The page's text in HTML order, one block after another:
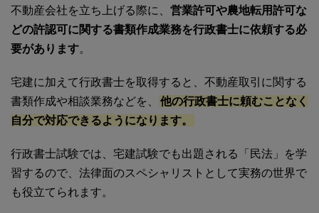
不動産会社を立ち上げる際に、 営業許可や農地転用許可な
どの許認可に関する書類作成業務を行政書士に依頼する必
要があります。
宅建に加えて行政書士を取得すると、不動産取引に関する
書類作成や相談業務などを、
他の行政書士に頼むことなく
自分で対応できるようになります。
行政書士試験では、宅建試験でも出題される「民法」を学
習するので、法律面のスペシャリストとして実務の世界で
も役立てられます。